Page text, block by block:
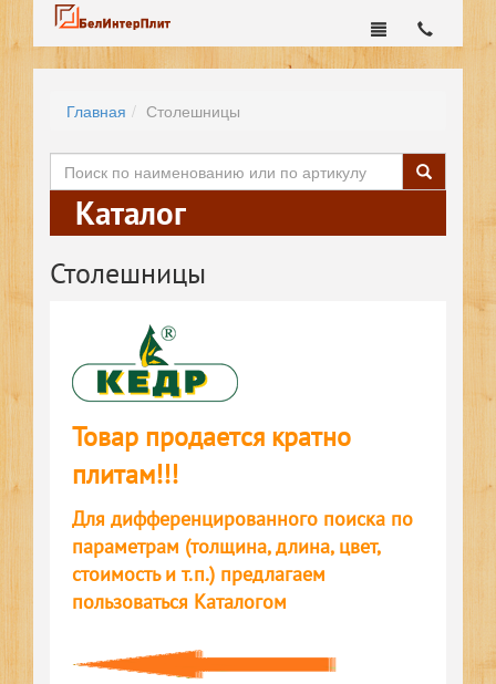
Главная Столешницы
Каталог
Столешницы
Товар продается кратно
плитам!!!
Для дифференцированного поиска по
параметрам (толщина, длина, цвет,
стоимость и т.п.) предлагаем
пользоваться Каталогом